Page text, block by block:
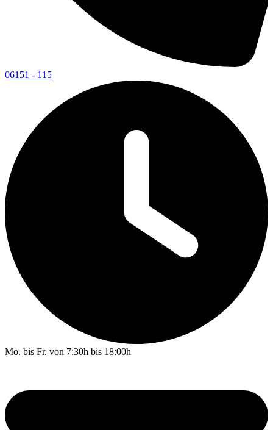
06151 - 115
Mo. bis Fr. von 7:30h bis 18:00h